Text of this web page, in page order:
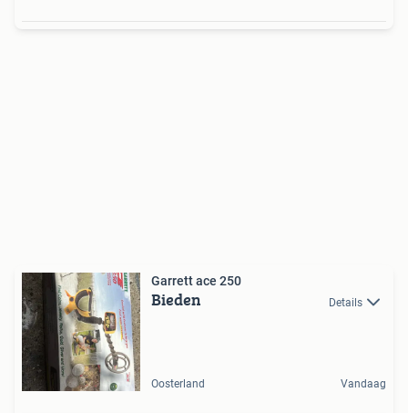
Garrett ace 250
Bieden Details
Oosterland Vandaag